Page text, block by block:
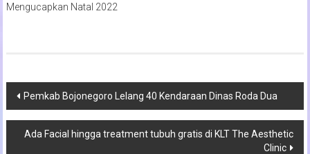
Mengucapkan Natal 2022
Navigasi
pos
Pemkab Bojonegoro Lelang 40 Kendaraan Dinas Roda Dua
Ada Facial hingga treatment tubuh gratis di KLT The Aesthetic
Clinic